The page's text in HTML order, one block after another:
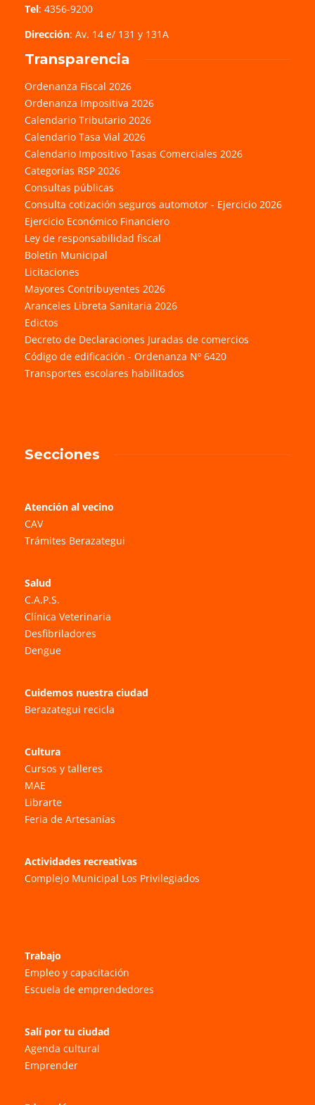
Tel: 4356-9200
Dirección: Av. 14 e/ 131 y 131A
Transparencia
Ordenanza Fiscal 2026
Ordenanza Impositiva 2026
Calendario Tributario 2026
Calendario Tasa Vial 2026
Calendario Impositivo Tasas Comerciales 2026
Categorías RSP 2026
Consultas públicas
Consulta cotización seguros automotor - Ejercicio 2026
Ejercicio Económico Financiero
Ley de responsabilidad fiscal
Boletín Municipal
Licitaciones
Mayores Contribuyentes 2026
Aranceles Libreta Sanitaria 2026
Edictos
Decreto de Declaraciones Juradas de comercios
Código de edificación - Ordenanza Nº 6420
Transportes escolares habilitados
Secciones
Atención al vecino
CAV
Trámites Berazategui
Salud
C.A.P.S.
Clínica Veterinaria
Desfibriladores
Dengue
Cuidemos nuestra ciudad
Berazategui recicla
Cultura
Cursos y talleres
MAE
Librarte
Feria de Artesanías
Actividades recreativas
Complejo Municipal Los Privilegiados
Trabajo
Empleo y capacitación
Escuela de emprendedores
Salí por tu ciudad
Agenda cultural
Emprender